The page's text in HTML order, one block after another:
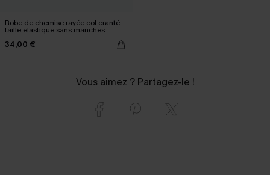
Robe de chemise rayée col cranté
taille élastique sans manches
34,00 €
Vous aimez ? Partagez-le !